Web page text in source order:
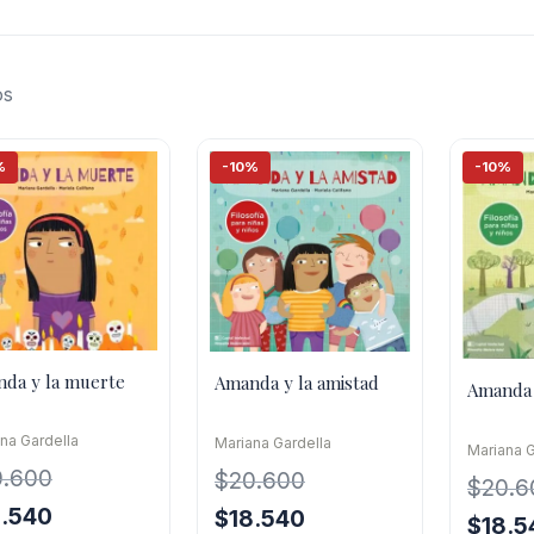
y la muerte
Gardella
-10%
Amanda y la amistad
Mariana Gardella
$20.600
El
$18.540
-10%
Mariana
$
El
$